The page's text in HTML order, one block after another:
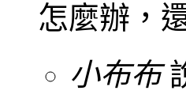
怎麼辦，
小布布